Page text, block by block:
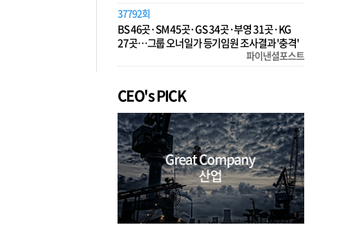
37792회
BS 46곳·SM 45곳·GS 34곳·부영 31곳·KG
27곳…그룹 오너일가 등기임원 조사결과 '충격'
파이낸셜포스트
CEO's PICK